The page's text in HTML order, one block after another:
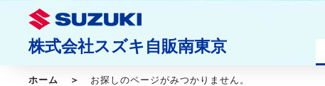
株式会社スズキ自販南東京
ホーム お探しのページがみつかりません。